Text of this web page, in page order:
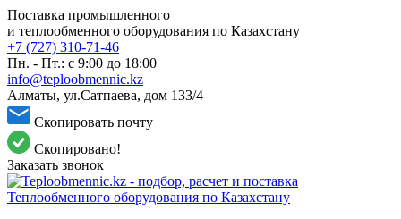
Поставка промышленного
и теплообменного оборудования по Казахстану
+7 (727) 310-71-46
Пн. - Пт.: с 9:00 до 18:00
info@teploobmennic.kz
Алматы, ул.Сатпаева, дом 133/4
Скопировать почту
Скопировано!
Заказать звонок